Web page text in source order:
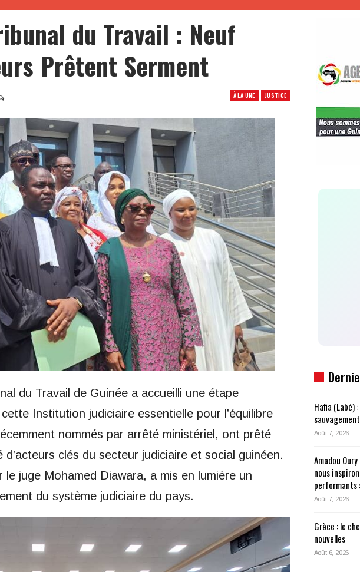
du Travail : Neuf
Prêtent Serment
À LA UNE JUSTICE
du Travail de Guinée a accueilli une étape
Institution judiciaire essentielle pour l’équilibre
nommés par arrêté ministériel, ont prêté
clés du secteur judiciaire et social guinéen.
le juge Mohamed Diawara, a mis en lumière un
du système judiciaire du pays.
Hafia (Labé)
Août 7, 2026
Amadou
nous
performants
Août 7, 2026
Grèce : le
nouvelles
Août 6, 2026